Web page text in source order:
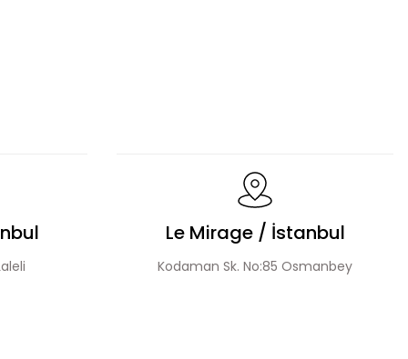
Le Mirage / İstanbul
Kodaman Sk. No:85 Osmanbey